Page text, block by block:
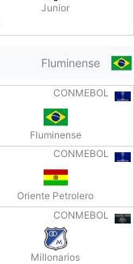
Junior
Fluminense
CONMEBOL
Fluminense
CONMEBOL
Oriente Petrolero
CONMEBOL
Millonarios